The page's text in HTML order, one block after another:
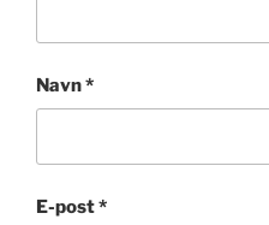
Navn*
E-post*